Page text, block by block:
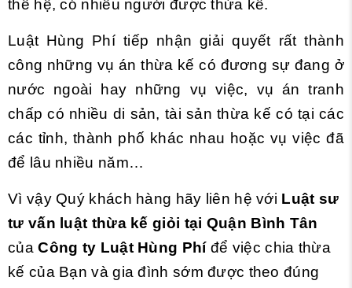
thế hệ, có nhiều người được thừa kế.
Luật Hùng Phí tiếp nhận giải quyết rất thành
công những vụ án thừa kế có đương sự đang ở
nước ngoài hay những vụ việc, vụ án tranh
chấp có nhiều di sản, tài sản thừa kế có tại các
các tỉnh, thành phố khác nhau hoặc vụ việc đã
để lâu nhiều năm…
Vì vậy Quý khách hàng hãy liên hệ với Luật sư
tư vấn luật thừa kế giỏi tại Quận Bình Tân
củaCông ty Luật Hùng Phíđể việc chia thừa
kế của Bạn và gia đình sớm được theo đúng